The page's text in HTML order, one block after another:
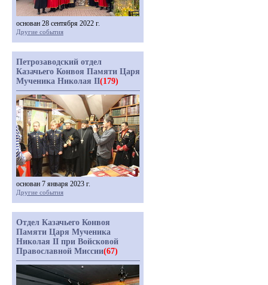
основан 28 сентября 2022 г.
Другие события
Петрозаводский отдел
Казачьего Конвоя Памяти Царя
Мученика Николая II(179)
основан 7 января 2023 г.
Другие события
Отдел Казачьего Конвоя
Памяти Царя Мученика
Николая II при Войсковой
Православной Миссии(67)